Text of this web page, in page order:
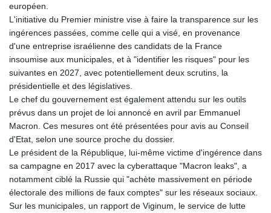
européen.
L'initiative du Premier ministre vise à faire la transparence sur les
ingérences passées, comme celle qui a visé, en provenance
d'une entreprise israélienne des candidats de la France
insoumise aux municipales, et à "identifier les risques" pour les
suivantes en 2027, avec potentiellement deux scrutins, la
présidentielle et des législatives.
Le chef du gouvernement est également attendu sur les outils
prévus dans un projet de loi annoncé en avril par Emmanuel
Macron. Ces mesures ont été présentées pour avis au Conseil
d'Etat, selon une source proche du dossier.
Le président de la République, lui-même victime d'ingérence dans
sa campagne en 2017 avec la cyberattaque "Macron leaks", a
notamment ciblé la Russie qui "achète massivement en période
électorale des millions de faux comptes" sur les réseaux sociaux.
Sur les municipales, un rapport de Viginum, le service de lutte